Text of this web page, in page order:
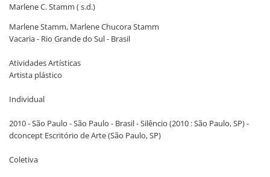
Marlene C.Stamm ( s.d.)
Marlene Stamm, Marlene Chucora Stamm
Vacaria - Rio Grande do Sul - Brasil
Atividades Artísticas
Artista plástico
Individual
2010 - São Paulo - São Paulo - Brasil - Silêncio (2010 : São Paulo, SP) -
dconcept Escritório de Arte (São Paulo, SP)
Coletiva